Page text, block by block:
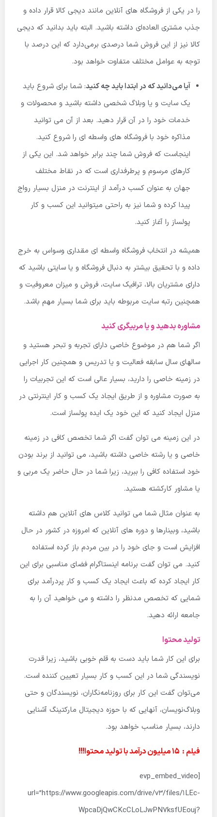
را در یکی از فروشگاه های آنلاین مانند دیجی کالا قرار داده و
جذب مشتری ‌العاده‌ای داشته باشید. البته باید بدانید که دیجی
کالا نیز از این فروش شما درصدی برمی‌دارد که این درصد با
توجه به عوامل مختلف متفاوت خواهد بود.
آیا می‌دانید که در ابتدا باید چه کنید: شما برای شروع باید
یک سایت و یا وبلاگ شخصی داشته باشید و محصولات و
خدمات خود را در آن قرار دهید. بعد از آن می توانید
مذاکره خود با فروشگاه های واسطه ای را شروع کنید.
اینجاست که فروش شما چند برابر خواهد شد. این یکی از
کارهای مرسوم و پرطرفداری است که در نقاط مختلف
جهان به عنوان کسب درآمد از اینترنت در منزل بسیار رواج
پیدا کرده و شما نیز به راحتی میتوانید این کسب و کار
پولساز را آغاز کنید.
همیشه در انتخاب فروشگاه واسطه ای مقداری وسواس به خرج
داده و با تحقیق بیشتر به دنبال فروشگاه و یا سایتی باشید که
دارای مشتریان بالا، ترافیک سایت، فروش و میزان معروفیت و
همچنین رتبه سایت مربوطه باید برای شما بسیار مهم باشد.
مشاوره بدهید و یا مربیگری کنید
اگر شما هم در موضوع خاصی دارای تجربه و تبحر هستید و
سالهای سال سابقه فعالیت و یا تدریس و همچنین کار اجرایی
در زمینه خاصی را دارید، بسیار عالی است که این تجربیات را
به صورت مشاوره و از طریق ایجاد یک کسب و کار اینترنتی در
منزل ایجاد کنید که این خود یک ایده پولساز است.
در این زمینه می توان گفت اگر شما تخصص کافی در زمینه
خاصی و یا رشته خاصی داشته باشید، می توانید از برند بودن
خود استفاده کافی را ببرید، زیرا شما در حال حاضر یک مربی و
یا مشاور کارکشته هستید.
به عنوان مثال شما می توانید کلاس های آنلاین هم داشته
باشید، وبینارها و دوره های آنلاین که امروزه در کشور در حال
افزایش است و جای خود را در بین مردم باز کرده استفاده
کنید. می توان گفت برنامه اینستاگرام فضای مناسبی برای این
کار ایجاد کرده که باعث ایجاد یک کسب و کار پردرآمد برای
شمایی که تخصص مدنظر را داشته و می خواهید آن را به
جامعه ارائه دهید.
تولید محتوا
برای این کار شما باید دست به قلم خوبی باشید، زیرا قدرت
نویسندگی شما در این کسب و کار بسیار تعیین کننده است.
می‌توان گفت این کار برای روزنامه‌نگاران، نویسندگان و حتی
وبلاگ‌نویسان، آنهایی که با حوزه دیجیتال مارکتینگ آشنایی
دارند، بسیار مناسب خواهد بود.
فیلم : 15 میلیون درآمد با تولید محتوا!!!
[evp_embed_video
url=”https://www.googleapis.com/drive/v3/files/1LEc-
WpcaDjQwCKcCLoLJwPN7ksfUEouj?